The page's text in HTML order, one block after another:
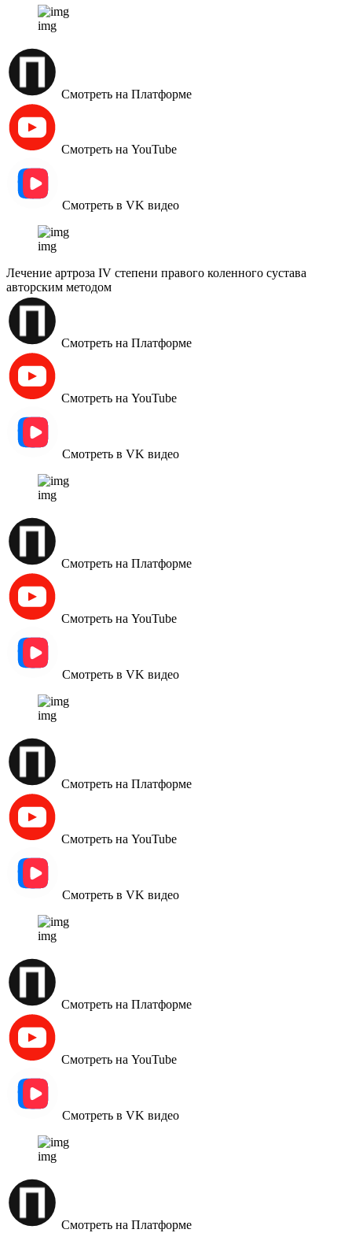
img
Смотреть на Платформе
Смотреть на YouTube
Смотреть в VK видео
img
Лечение артроза IV степени правого коленного сустава
авторским методом
Смотреть на Платформе
Смотреть на YouTube
Смотреть в VK видео
img
Смотреть на Платформе
Смотреть на YouTube
Смотреть в VK видео
img
Смотреть на Платформе
Смотреть на YouTube
Смотреть в VK видео
img
Смотреть на Платформе
Смотреть на YouTube
Смотреть в VK видео
img
Смотреть на Платформе